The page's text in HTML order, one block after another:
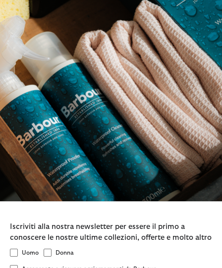
Iscriviti alla nostra newsletter per essere il primo a
conoscere le nostre ultime collezioni, offerte e molto altro
Uomo Donna